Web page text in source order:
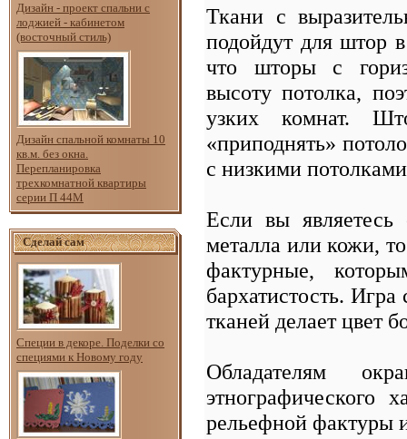
Дизайн - проект спальни с
лоджией - кабинетом
(восточный стиль)
Дизайн спальной комнаты 10
кв.м. без окна.
Перепланировка
трехкомнатной квартиры
серии П 44М
Сделай сам
Специи в декоре. Поделки со
специями к Новому году
Ткани с
подойдут для штор
что шторы с
высоту потолка,
узких комнат.
«приподнять»
с низкими
Если вы являетесь
металла или кожи,
фактурные,
бархатистость.
тканей делает цвет
Обладателям
этнографического
рельефной фактуры